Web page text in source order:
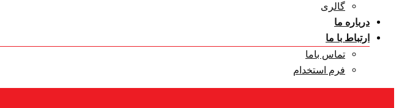
گالری
درباره ما
ارتباط با ما
تماس باما
فرم استخدام